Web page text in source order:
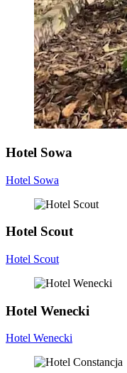
Hotel Sowa
Hotel Sowa
Hotel Scout
Hotel Scout
Hotel Wenecki
Hotel Wenecki